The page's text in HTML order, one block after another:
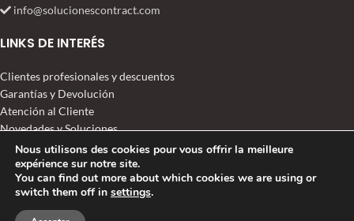
info@solucionescontract.com
LINKS DE INTERÉS
Clientes profesionales y descuentos
Garantías y Devolución
Atención al Cliente
Novedades y Soluciones
SOLUCIONES CONTRACT
Nous utilisons des cookies pour vous offrir la meilleure
expérience sur notre site.
You can find out more about which cookies we are using or
switch them off in settings.